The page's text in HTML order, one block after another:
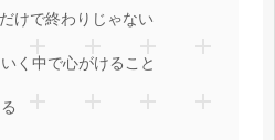
けで終わりじゃない
く中で心がけること